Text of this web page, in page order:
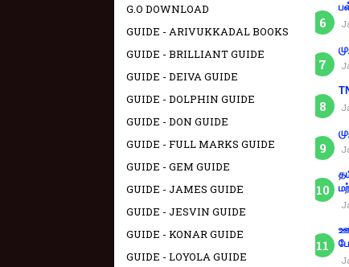
G.O DOWNLOAD
GUIDE - ARIVUKKADAL BOOKS
GUIDE - BRILLIANT GUIDE
GUIDE - DEIVA GUIDE
GUIDE - DOLPHIN GUIDE
GUIDE - DON GUIDE
GUIDE - FULL MARKS GUIDE
GUIDE - GEM GUIDE
GUIDE - JAMES GUIDE
GUIDE - JESVIN GUIDE
GUIDE - KONAR GUIDE
GUIDE - LOYOLA GUIDE